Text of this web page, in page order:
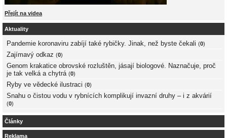
Přejít na videa
Aktuality
Pandemie koronaviru zabíjí také rybičky. Jinak, než byste čekali (0)
Zajímavý odkaz (0)
Genom krakatice obrovské rozluštěn, jásají biologové. Naznačuje, proč
je tak velká a chytrá (0)
Ryby ve vědecké ilustraci (0)
Snahu o čistou vodu v rybnících komplikují invazní druhy – i z akvárií
(0)
Články
Reklama